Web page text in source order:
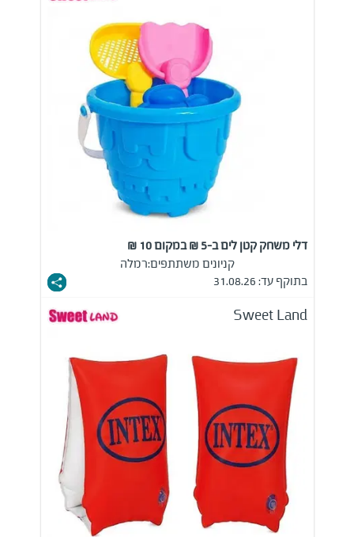
דלי משחק קטן לים ב-5 ₪ במקום 10 ₪
קניונים משתתפים:רמלה
בתוקף עד: 31.08.26
Sweet Land